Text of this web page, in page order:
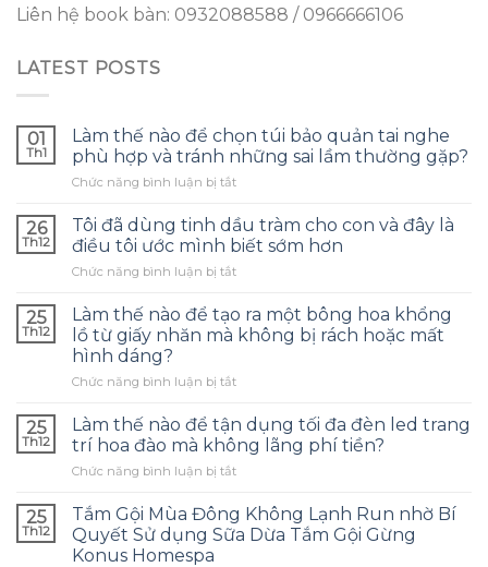
Liên hệ book bàn: 0932088588 / 0966666106
LATEST POSTS
01
Th1
Làm thế nào để chọn túi bảo quản tai nghe
phù hợp và tránh những sai lầm thường gặp?
Chức năng bình luận bị tắtở
thế
nào
để
chọn
bảo
quản
phù
và
tránh
những
sai
thường
gặp?
26
Th12
Tôi đã dùng tinh dầu tràm cho con và đây là
điều tôi ước mình biết sớm hơn
Chức năng bình luận bị tắtở
dùng
tinh
tràm
con
đây
là
tôi
ước
25
Th12
Làm thế nào để tạo ra một bông hoa khổng
lồ từ giấy nhăn mà không bị rách hoặc mất
hình dáng?
Chức năng bình luận bị tắtở
thế
nào
để
tạo
một
bông
25
Th12
Làm thế nào để tận dụng tối đa đèn led trang
trí hoa đào mà không lãng phí tiền?
Chức năng bình luận bị tắtở
thế
nào
để
25
Th12
Tắm Gội Mùa Đông Không Lạnh Run nhờ Bí
Quyết Sử dụng Sữa Dừa Tắm Gội Gừng
Konus Homespa